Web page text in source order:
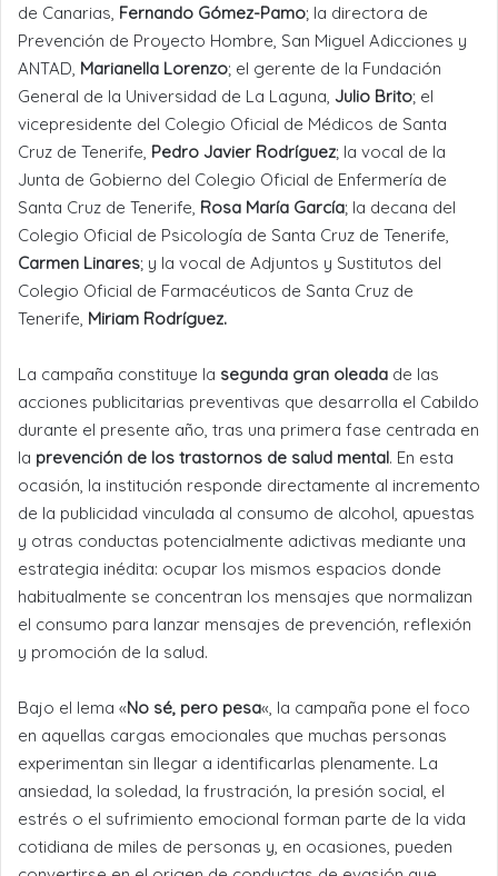
de Canarias, Fernando Gómez-Pamo; la directora de
Prevención de Proyecto Hombre, San Miguel Adicciones y
ANTAD, Marianella Lorenzo; el gerente de la Fundación
General de la Universidad de La Laguna, Julio Brito; el
vicepresidente del Colegio Oficial de Médicos de Santa
Cruz de Tenerife, Pedro Javier Rodríguez; la vocal de la
Junta de Gobierno del Colegio Oficial de Enfermería de
Santa Cruz de Tenerife, Rosa María García; la decana del
Colegio Oficial de Psicología de Santa Cruz de Tenerife,
Carmen Linares; y la vocal de Adjuntos y Sustitutos del
Colegio Oficial de Farmacéuticos de Santa Cruz de
Tenerife, Miriam Rodríguez.
La campaña constituye la segunda gran oleada de las
acciones publicitarias preventivas que desarrolla el Cabildo
durante el presente año, tras una primera fase centrada en
la prevención de los trastornos de salud mental. En esta
ocasión, la institución responde directamente al incremento
de la publicidad vinculada al consumo de alcohol, apuestas
y otras conductas potencialmente adictivas mediante una
estrategia inédita: ocupar los mismos espacios donde
habitualmente se concentran los mensajes que normalizan
el consumo para lanzar mensajes de prevención, reflexión
y promoción de la salud.
Bajo el lema «No sé, pero pesa«, la campaña pone el foco
en aquellas cargas emocionales que muchas personas
experimentan sin llegar a identificarlas plenamente. La
ansiedad, la soledad, la frustración, la presión social, el
estrés o el sufrimiento emocional forman parte de la vida
cotidiana de miles de personas y, en ocasiones, pueden